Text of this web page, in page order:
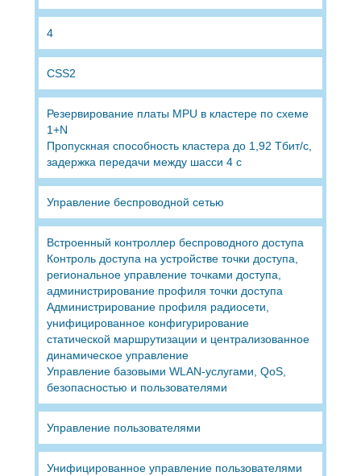
4
CSS2
Резервирование платы MPU в кластере по схеме
1+N
Пропускная способность кластера до 1,92 Тбит/с,
задержка передачи между шасси 4 с
Управление беспроводной сетью
Встроенный контроллер беспроводного доступа
Контроль доступа на устройстве точки доступа,
региональное управление точками доступа,
администрирование профиля точки доступа
Администрирование профиля радиосети,
унифицированное конфигурирование
статической маршрутизации и централизованное
динамическое управление
Управление базовыми WLAN-услугами, QoS,
безопасностью и пользователями
Управление пользователями
Унифицированное управление пользователями